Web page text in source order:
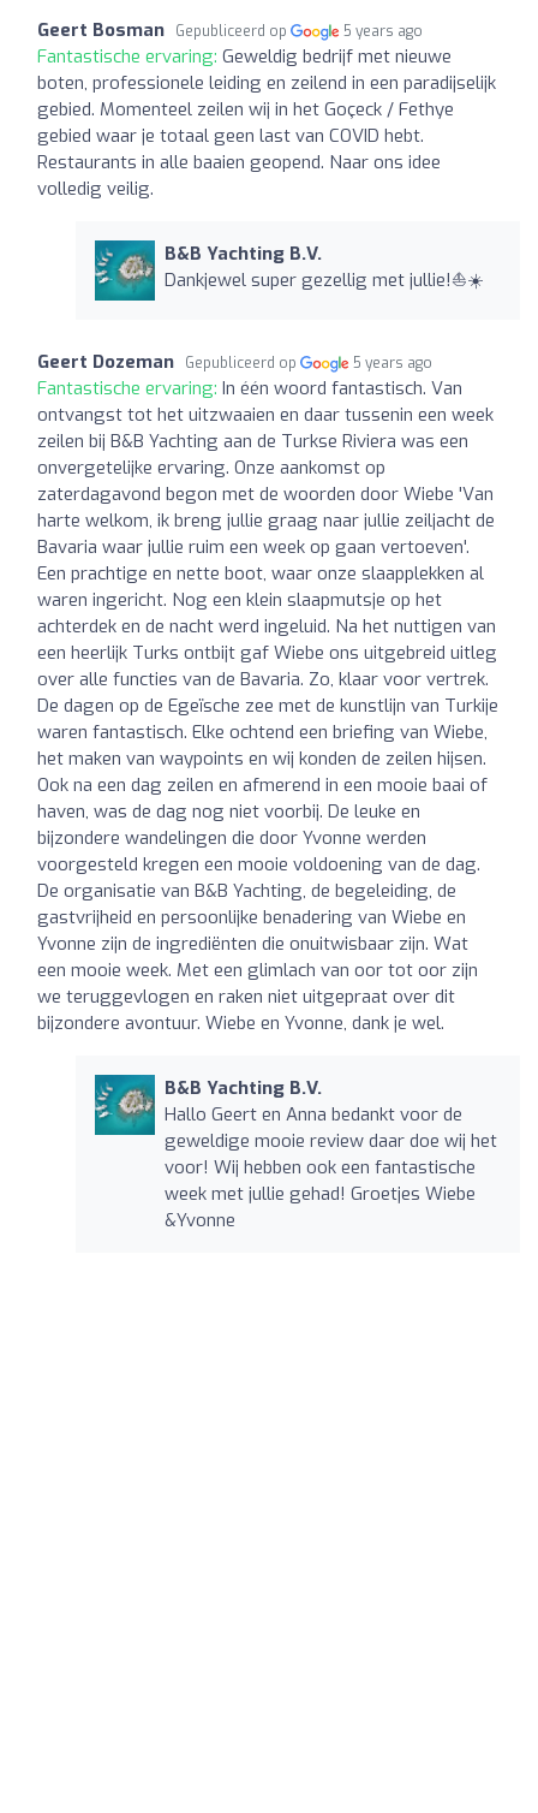
Geert Bosman Gepubliceerd op 5 years ago
Fantastische ervaring: Geweldig bedrijf met nieuwe
boten, professionele leiding en zeilend in een paradijselijk
gebied. Momenteel zeilen wij in het Goçeck / Fethye
gebied waar je totaal geen last van COVID hebt.
Restaurants in alle baaien geopend. Naar ons idee
volledig veilig.
B&B Yachting B.V.
Dankjewel super gezellig met jullie!⛵️☀️
Geert Dozeman Gepubliceerd op 5 years ago
Fantastische ervaring: In één woord fantastisch. Van
ontvangst tot het uitzwaaien en daar tussenin een week
zeilen bij B&B Yachting aan de Turkse Riviera was een
onvergetelijke ervaring. Onze aankomst op
zaterdagavond begon met de woorden door Wiebe 'Van
harte welkom, ik breng jullie graag naar jullie zeiljacht de
Bavaria waar jullie ruim een week op gaan vertoeven'.
Een prachtige en nette boot, waar onze slaapplekken al
waren ingericht. Nog een klein slaapmutsje op het
achterdek en de nacht werd ingeluid. Na het nuttigen van
een heerlijk Turks ontbijt gaf Wiebe ons uitgebreid uitleg
over alle functies van de Bavaria. Zo, klaar voor vertrek.
De dagen op de Egeïsche zee met de kunstlijn van Turkije
waren fantastisch. Elke ochtend een briefing van Wiebe,
het maken van waypoints en wij konden de zeilen hijsen.
Ook na een dag zeilen en afmerend in een mooie baai of
haven, was de dag nog niet voorbij. De leuke en
bijzondere wandelingen die door Yvonne werden
voorgesteld kregen een mooie voldoening van de dag.
De organisatie van B&B Yachting, de begeleiding, de
gastvrijheid en persoonlijke benadering van Wiebe en
Yvonne zijn de ingrediënten die onuitwisbaar zijn. Wat
een mooie week. Met een glimlach van oor tot oor zijn
we teruggevlogen en raken niet uitgepraat over dit
bijzondere avontuur. Wiebe en Yvonne, dank je wel.
B&B Yachting B.V.
Hallo Geert en Anna bedankt voor de
geweldige mooie review daar doe wij het
voor! Wij hebben ook een fantastische
week met jullie gehad! Groetjes Wiebe
&Yvonne